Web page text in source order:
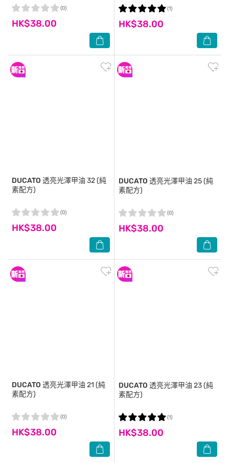
HK$38.00
(0)
HK$38.00
(1)
DUCATO 透亮光澤甲油 32 (純
素配方)
HK$38.00
(0)
DUCATO 透亮光澤甲油 25 (純
素配方)
HK$38.00
(0)
DUCATO 透亮光澤甲油 21 (純
素配方)
HK$38.00
(0)
DUCATO 透亮光澤甲油 23 (純
素配方)
HK$38.00
(1)